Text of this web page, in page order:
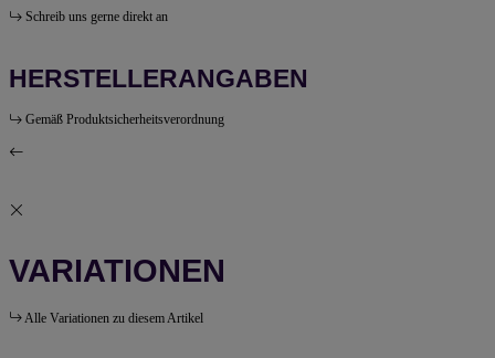
Schreib uns gerne direkt an
HERSTELLERANGABEN
Gemäß Produktsicherheitsverordnung
VARIATIONEN
Alle Variationen zu diesem Artikel